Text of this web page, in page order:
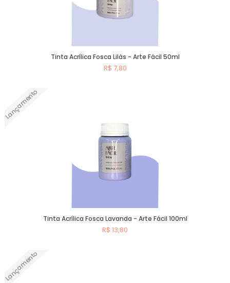
Tinta Acrílica Fosca Lilás - Arte Fácil 50ml
R$ 7,80
Lançamento
Tinta Acrílica Fosca Lavanda - Arte Fácil 100ml
R$ 13,80
Lançamento